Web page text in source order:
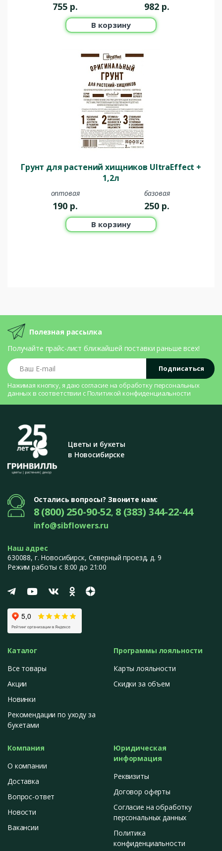
755 р. 982 р.
В корзину
Грунт для растений хищников UltraEffect +
1,2л
оптовая
190 р.
базовая
250 р.
В корзину
Полезная рассылка
Получайте прайс-лист ближайшей поставки раньше всех!
Ваш E-mail
Подписаться
Нажимая кнопку, я даю согласие на обработку персональных
данных в соответствии с Политикой конфиденциальности
Цветы и букеты
в Новосибирске
Остались вопросы? Звоните нам:
8 (800) 250-90-52, 8 (383) 344-22-44
info@sibflowers.ru
Наш адрес
630088, г. Новосибирск, Северный проезд, д. 9
Режим работы с 8:00 до 21:00
Каталог
Все товары
Акции
Новинки
Рекомендации по уходу за
букетами
Программы лояльности
Карты лояльности
Скидки за объем
Компания
О компании
Доставка
Вопрос-ответ
Новости
Вакансии
Юридическая
информация
Реквизиты
Договор оферты
Согласие на обработку
персональных данных
Политика
конфиденциальности